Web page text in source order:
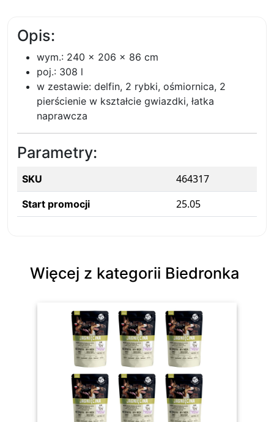
Opis:
wym.: 240 × 206 × 86 cm
poj.: 308 l
w zestawie: delfin, 2 rybki, ośmiornica, 2
pierścienie w kształcie gwiazdki, łatka
naprawcza
Parametry:
SKU 464317
Start promocji 25.05
Więcej z kategorii Biedronka